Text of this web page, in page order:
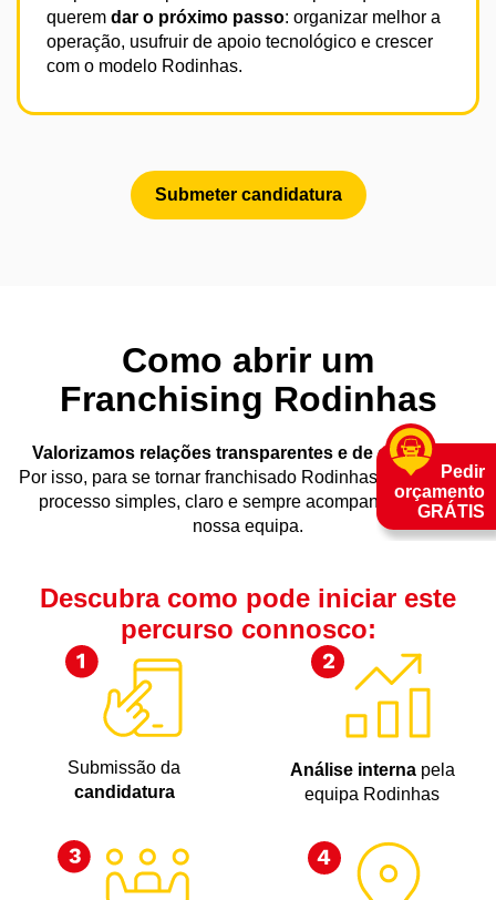
querem dar o próximo passo: organizar melhor a
operação, usufruir de apoio tecnológico e crescer
com o modelo Rodinhas.
Submeter candidatura
Como abrir um
Franchising Rodinhas
Valorizamos relações transparentes e de confiança
Por isso, para se tornar franchisado Rodinhas, criámos um
processo simples, claro e sempre acompanhado pela
nossa equipa.
Descubra como pode iniciar este
percurso connosco:
Submissão da
candidatura
Análise internapela
equipa Rodinhas
Pedir
orçamento
GRÁTIS